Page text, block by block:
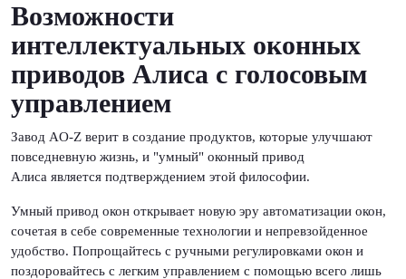
Возможности
интеллектуальных оконных
приводов Алиса с голосовым
управлением
Завод AO-Z верит в создание продуктов, которые улучшают
повседневную жизнь, и "умный" оконный привод
Алиса является подтверждением этой философии.
Умный привод окон открывает новую эру автоматизации окон,
сочетая в себе современные технологии и непревзойденное
удобство. Попрощайтесь с ручными регулировками окон и
поздоровайтесь с легким управлением с помощью всего лишь